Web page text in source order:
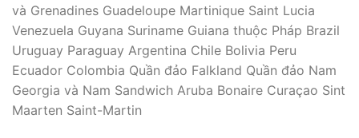
và Grenadines Guadeloupe Martinique Saint Lucia
Venezuela Guyana Suriname Guiana thuộc Pháp Brazil
Uruguay Paraguay Argentina Chile Bolivia Peru
Ecuador Colombia Quần đảo Falkland Quần đảo Nam
Georgia và Nam Sandwich Aruba Bonaire Curaçao Sint
Maarten Saint-Martin